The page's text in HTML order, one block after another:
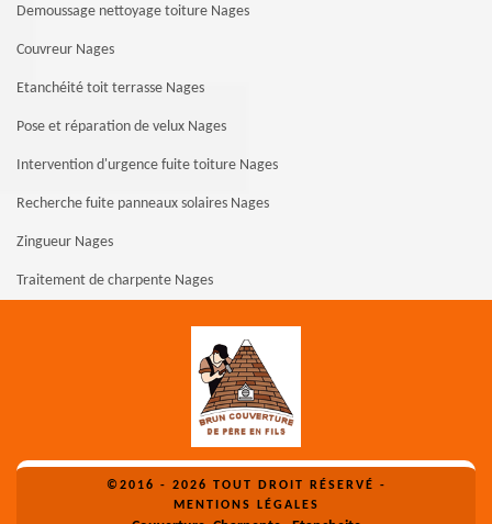
Demoussage nettoyage toiture Nages
Couvreur Nages
Etanchéité toit terrasse Nages
Pose et réparation de velux Nages
Intervention d'urgence fuite toiture Nages
Recherche fuite panneaux solaires Nages
Zingueur Nages
Traitement de charpente Nages
©2016 - 2026 TOUT DROIT RÉSERVÉ -
MENTIONS LÉGALES